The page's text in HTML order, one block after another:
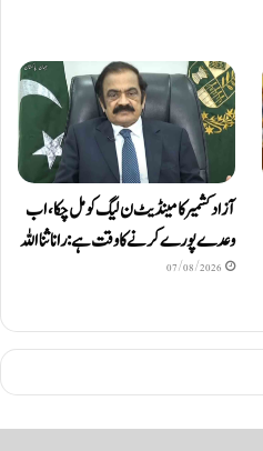
آزاد کشمیر کا مینڈیٹ ن لیگ کو مل چکا، اب
وعدے پورے کرنے کا وقت ہے: رانا ثنا اللہ
07/08/2026